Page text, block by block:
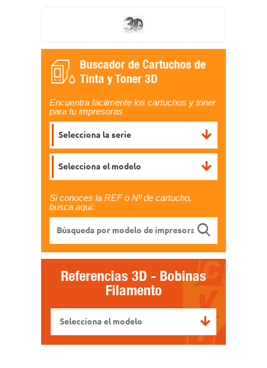
Buscador de Cartuchos de
Tinta y Toner 3D
Encuentra fácilmente los cartuchos y toner
para tu impresoras
Selecciona la serie
Selecciona el modelo
Si conoces la REF o Nº de cartucho,
busca aquí:
Referencias 3D - Bobinas
Filamento
Selecciona el modelo